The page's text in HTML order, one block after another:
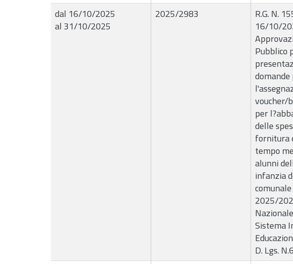
dal 16/10/2025
al 31/10/2025
2025/2983
R.G. N.
16/10/
Pubblico
domande
voucher/
per
delle
fornitura
tempo
alunni
infanzia
comunale
2025/
Sistema
D. Lgs.